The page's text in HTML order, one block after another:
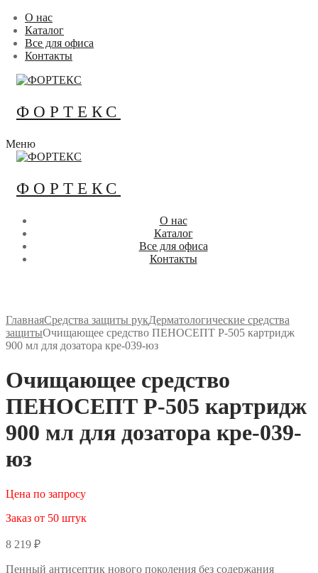
Перейти
содержимому
Меню
Закрыть
О нас
Каталог
Все для офиса
Контакты
ФОРТЕКС
Меню
ФОРТЕКС
О нас
Каталог
Все для офиса
Контакты
ГлавнаяСредства защиты рукДерматологические средства
защитыОчищающее средство ПЕНОСЕПТ Р-505 картридж
900 мл для дозатора кре-039-юз
Очищающее средство
ПЕНОСЕПТ Р-505 картридж
900 мл для дозатора кре-039-
юз
Цена по запросу
Заказ от 50 штук
8 219 ₽
Пенный антисептик нового поколения без содержания